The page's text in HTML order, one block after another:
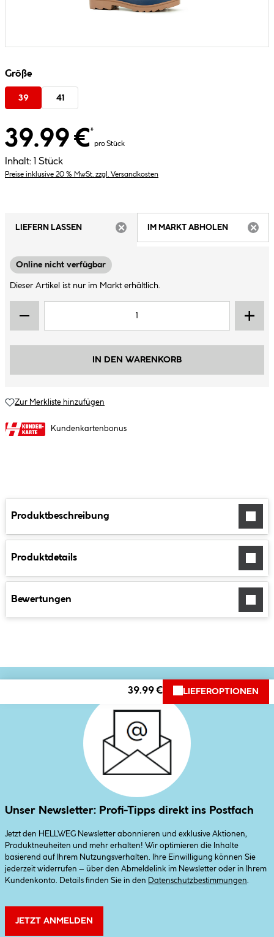
Größe
39 41
39.99 €*
pro Stück
Inhalt: 1 Stück
Preise inklusive 20 % MwSt. zzgl. Versandkosten
LIEFERN LASSEN
IM MARKT ABHOLEN
Online nicht verfügbar
Dieser Artikel ist nur im Markt erhältlich.
IN DEN WARENKORB
Zur Merkliste hinzufügen
Kundenkartenbonus
Produktbeschreibung
Produktdetails
Bewertungen
39.99 € LIEFEROPTIONEN
Unser Newsletter: Profi-Tipps direkt ins Postfach
Jetzt den HELLWEG Newsletter abonnieren und exklusive Aktionen,
Produktneuheiten und mehr erhalten! Wir optimieren die Inhalte
basierend auf Ihrem Nutzungsverhalten. Ihre Einwilligung können Sie
jederzeit widerrufen – über den Abmeldelink im Newsletter oder in Ihrem
Kundenkonto. Details finden Sie in den
Datenschutzbestimmungen
JETZT ANMELDEN